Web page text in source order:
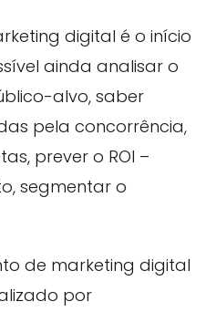
digital é o início
ainda analisar o
alvo, saber
pela concorrência,
prever o ROI –
segmentar o
de marketing digital
por